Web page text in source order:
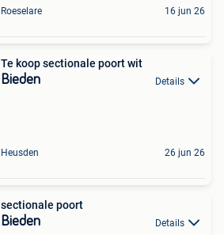
Roeselare 16 jun 26
Te koop sectionale poort wit
Bieden Details
Heusden 26 jun 26
sectionale poort
Bieden Details